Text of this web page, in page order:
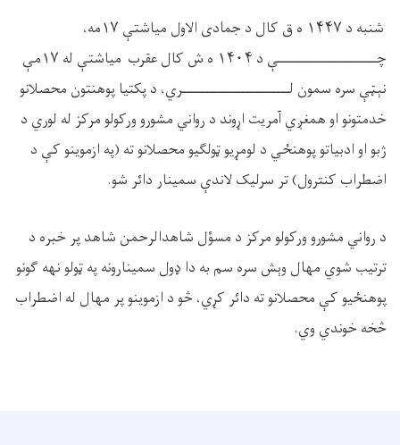
شنبه د ۱۴۴۷ ه ق کال د جمادی الاول میاشتې ۱۷مه،
چــــــــــــــــــــــې د ۱۴۰۴ ه ش کال عقرب میاشتې له ۱۷مې
نېټې سره سمون لــــــــــــــــــــــــري، د پکتیا پوهنتون محصلانو
خدمتونو او همغږي آمریت اړوند د رواني مشورو ورکولو مرکز له لوري د
ژبو او ادبیاتو پوهنځي د لومړیو ټولګیو محصلانو ته (په ازموینو کې د
اضطراب کنترول) تر سرلیک لاندې سمینار دائر شو.
د رواني مشورو ورکولو مرکز د مسؤل شاهدالرحمن شاهد پر خبره د
ترتیب شوي مهال وېش سره سم به دا ډول سمینارونه په ټولو نهه ګونو
پوهنځيو کې محصلانو ته دائر کړي، څو د ازموینو پر مهال له اضطراب
څخه خوندي وي.